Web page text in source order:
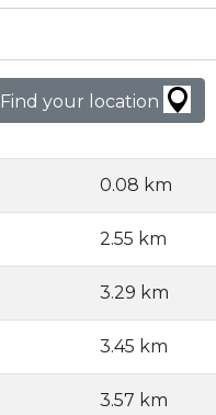
Find your location
0.08 km
2.55 km
3.29 km
3.45 km
3.57 km